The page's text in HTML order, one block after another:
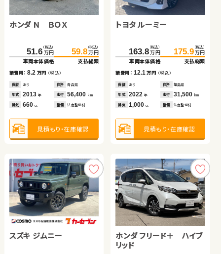
ホンダ Ｎ ＢＯＸ
51.6 （税込）
万円
車両本体価格
59.8 （税込）
万円
支払総額
諸費用：8.2 万円 （税込）
保証 あり 住所 青森県
年式 2013 年 走行 56,400 km
排気 660 cc 整備 法定整備付
見積もり・在庫確認
トヨタ ルーミー
163.8 （税込）
万円
車両本体価格
175.9 （税込）
万円
支払総額
諸費用： 12.1 万円 （税込）
保証 あり 住所 福島県
年式 2022年 走行 31,500 km
排気 1,000cc 整備 法定整備付
見積もり・在庫確認
スズキ ジムニー
ホンダ フリード＋ ハイブ
リッド
グレー
21.6 （税込）
万円
諸費用：8.2 万円（税込）
あり 青森県
年式 2011年 走行
排気 660 整備 法定整備付
見積もり・在庫確認
81.6 （税込）
万円
諸費用：8.2 万円（税込）
あり
年式 2015 年 走行
排気 660 整備 法定整備付
見積もり・在庫確認
トヨタ ヴォクシー
140.0（税込）
万円
ダイハツ タント
69.0 （税込）
万円
車両本体価格
73.2（税込）
万円
149.8 （税込）
万円
諸費用：9.2 万円（税込）
あり 埼玉県
年式 2020年 走行
排気 660 整備 法定整備付
見積もり・在庫確認
87.0 （税込）
万円
諸費用：11.0万円（税込）
あり
年式 2018 年 走行
排気 1,000 整備 法定整備付
見積もり・在庫確認
ホンダ フィット
106.2（税込）
万円
日産 エクストレイル
358.0 （税込）
万円
車両本体価格
369.9（税込）
万円